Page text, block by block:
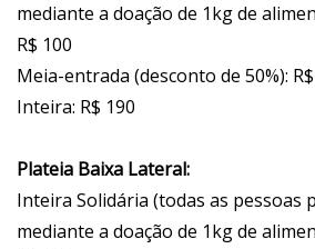
mediante a doação de 1kg de
R$ 100
Meia-entrada (desconto de 50%):
Inteira: R$ 190
Plateia Baixa Lateral:
Inteira Solidária (todas as pessoas
mediante a doação de 1kg de